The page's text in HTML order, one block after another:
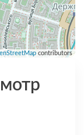
contributors